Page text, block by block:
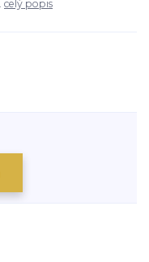
celý popis